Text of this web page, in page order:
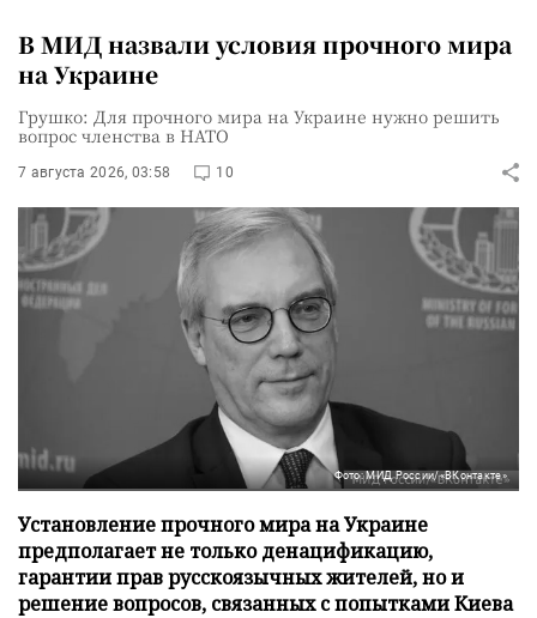
В МИД назвали условия прочного мира
на Украине
Грушко: Для прочного мира на Украине нужно решить
вопрос членства в НАТО
7 августа 2026, 03:58 10
Фото: МИД России/«ВКонтакте»
Установление прочного мира на Украине
предполагает не только денацификацию,
гарантии прав русскоязычных жителей, но и
решение вопросов, связанных с попытками Киева